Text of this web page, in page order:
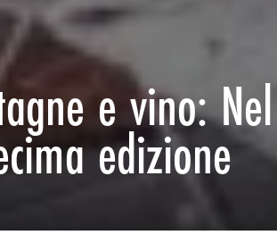
e vino:
edizione